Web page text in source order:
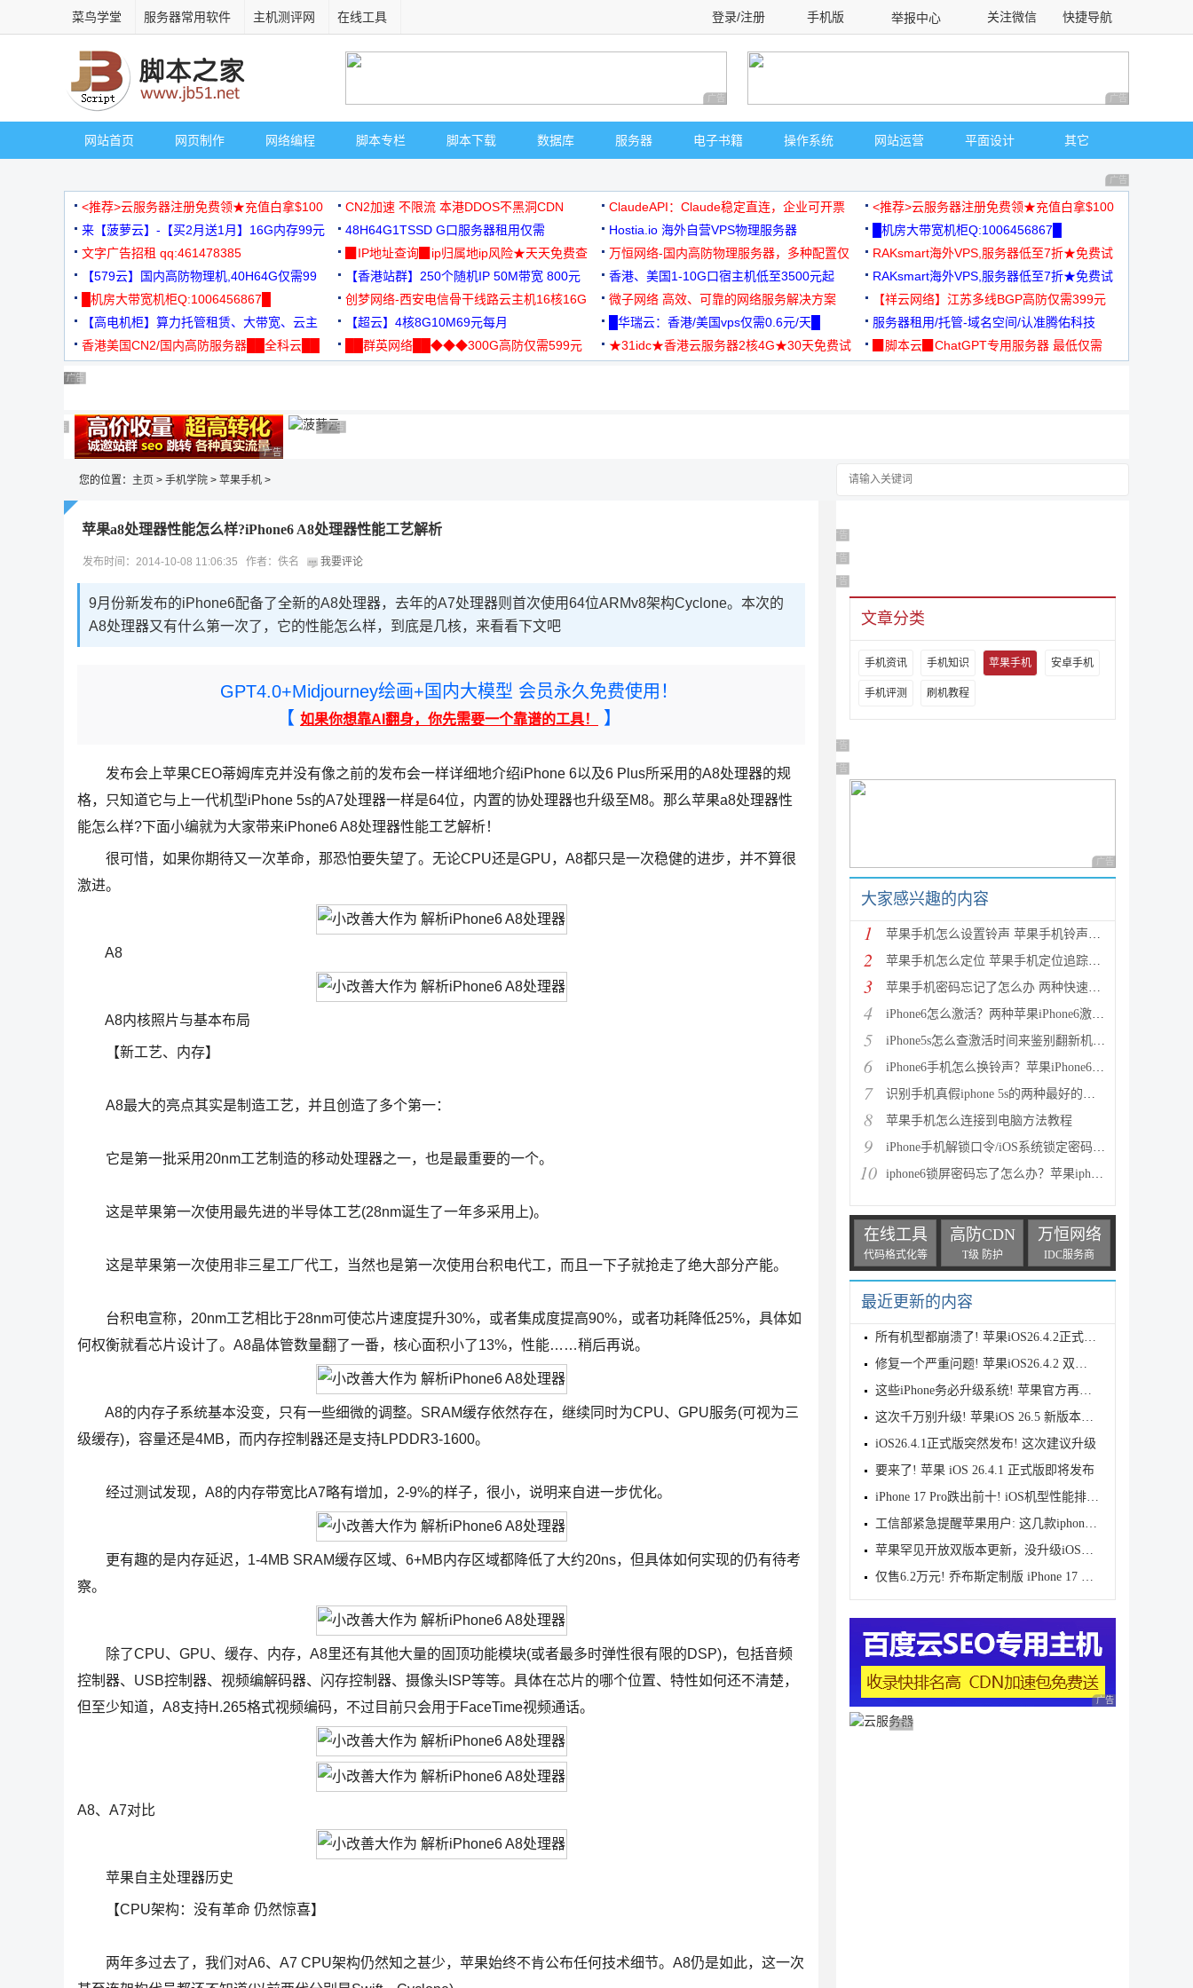
菜鸟学堂 服务器常用软件 主机测评网 在线工具 登录/注册 手机版 举报中心 关注微信 快捷导航
广告 商业广告，理性选择 广告 商业广告，理
网站首页 网页制作 网络编程 脚本专栏 脚本下载 数据库 服务器 电子书籍 操作系统 网站运营 平面设计 其它
广告 商业广告，理
<推荐>云服务器注册免费领★充值白拿$100 CN2加速 不限流 本港DDOS不黑洞CDN ClaudeAPI：Claude稳定直连，企业可开票
<推荐>云服务器注册免费领★充值白拿$100
来【菠萝云】-【买2月送1月】16G内存99元
48H64G1TSSD G口服务器租用仅需
3000+可免费测试
Hostia.io 海外自营VPS物理服务器
█机房大带宽机柜Q:1006456867█
文字广告招租 qq:461478385
▉IP地址查询▉ip归属地ip风险★天天免费查
万恒网络-国内高防物理服务器，多种配置仅
99元/月起
RAKsmart海外VPS,服务器低至7折★免费试
用★
【579云】国内高防物理机,40H64G仅需99
元
【香港站群】250个随机IP 50M带宽 800元 香港、美国1-10G口宿主机低至3500元起
RAKsmart海外VPS,服务器低至7折★免费试
用★
█机房大带宽机柜Q:1006456867█
创梦网络-西安电信骨干线路云主机16核16G
88元/月
微子网络 高效、可靠的网络服务解决方案
【祥云网络】江苏多线BGP高防仅需399元
【高电机柜】算力托管租赁、大带宽、云主
机
【超云】4核8G10M69元每月 █华瑞云：香港/美国vps仅需0.6元/天█
服务器租用/托管-域名空间/认准腾佑科技
香港美国CN2/国内高防服务器██全科云██
██群英网络██◆◆◆300G高防仅需599元
★31idc★香港云服务器2核4G★30天免费试
▉脚本云▉ChatGPT专用服务器 最低仅需
广告 商业广告，理性选择
广告 商业广告，理性选择
广告 商业广告，理性选择
广告 商业广告，理性选择
广告 商业广告，理性选择
广告 商业广告，理性选择
广告 商业广告，理性选择
广告 商业广告，理性选择
广告 商业广告，理性选择
广告 商业广告，理性选择
您的位置： 主页 > 手机学院 > 苹果手机 >
苹果a8处理器性能怎么样?iPhone6 A8处理器性能工艺解析
发布时间：2014-10-08 11:06:35 作者：佚名 我要评论
9月份新发布的iPhone6配备了全新的A8处理器，去年的A7处理器则首次使用64位ARMv8架构Cyclone。本次的
A8处理器又有什么第一次了，它的性能怎么样，到底是几核，来看看下文吧
GPT4.0+Midjourney绘画+国内大模型 会员永久免费使用！
【 如果你想靠AI翻身，你先需要一个靠谱的工具！ 】
发布会上苹果CEO蒂姆库克并没有像之前的发布会一样详细地介绍iPhone 6以及6 Plus所采用的A8处理器的规
格，只知道它与上一代机型iPhone 5s的A7处理器一样是64位，内置的协处理器也升级至M8。那么苹果a8处理器性
能怎么样?下面小编就为大家带来iPhone6 A8处理器性能工艺解析！
很可惜，如果你期待又一次革命，那恐怕要失望了。无论CPU还是GPU，A8都只是一次稳健的进步，并不算很
激进。
A8
A8内核照片与基本布局
【新工艺、内存】
A8最大的亮点其实是制造工艺，并且创造了多个第一：
它是第一批采用20nm工艺制造的移动处理器之一，也是最重要的一个。
这是苹果第一次使用最先进的半导体工艺(28nm诞生了一年多采用上)。
这是苹果第一次使用非三星工厂代工，当然也是第一次使用台积电代工，而且一下子就抢走了绝大部分产能。
台积电宣称，20nm工艺相比于28nm可使芯片速度提升30%，或者集成度提高90%，或者功耗降低25%，具体如
何权衡就看芯片设计了。A8晶体管数量翻了一番，核心面积小了13%，性能……稍后再说。
A8的内存子系统基本没变，只有一些细微的调整。SRAM缓存依然存在，继续同时为CPU、GPU服务(可视为三
级缓存)，容量还是4MB，而内存控制器还是支持LPDDR3-1600。
经过测试发现，A8的内存带宽比A7略有增加，2-9%的样子，很小，说明来自进一步优化。
更有趣的是内存延迟，1-4MB SRAM缓存区域、6+MB内存区域都降低了大约20ns，但具体如何实现的仍有待考
察。
除了CPU、GPU、缓存、内存，A8里还有其他大量的固顶功能模块(或者最多时弹性很有限的DSP)，包括音频
控制器、USB控制器、视频编解码器、闪存控制器、摄像头ISP等等。具体在芯片的哪个位置、特性如何还不清楚，
但至少知道，A8支持H.265格式视频编码，不过目前只会用于FaceTime视频通话。
A8、A7对比
苹果自主处理器历史
【CPU架构：没有革命 仍然惊喜】
两年多过去了，我们对A6、A7 CPU架构仍然知之甚少，苹果始终不肯公布任何技术细节。A8仍是如此，这一次
广告 商业广告，理性选择
广告 商业广告，理性选择
广告 商业广告，理性选择
文章分类
手机资讯 手机知识 苹果手机 安卓手机
手机评测 刷机教程
广告 商业广告，理性选择
广告 商业广告，理性选择
广告 商业广告，理性
大家感兴趣的内容
1 苹果手机怎么设置铃声 苹果手机铃声设置教程
2 苹果手机怎么定位 苹果手机定位追踪方法使用教程
3 苹果手机密码忘记了怎么办 两种快速解开iPhone、iPad
4 iPhone6怎么激活？两种苹果iPhone6激活教程图文详解
5 iPhone5s怎么查激活时间来鉴别翻新机 通过序列号查询
6 iPhone6手机怎么换铃声？苹果iPhone6铃声制作与设置教
7 识别手机真假iphone 5s的两种最好的方法
8 苹果手机怎么连接到电脑方法教程
9 iPhone手机解锁口令/iOS系统锁定密码忘了怎么办？
10 iphone6锁屏密码忘了怎么办？苹果iphone6忘记密码解决
在线工具
代码格式化等
高防CDN
T级 防护
万恒网络
IDC服务商
最近更新的内容
所有机型都崩溃了! 苹果iOS26.4.2正式版耗电测评
修复一个严重问题! 苹果iOS26.4.2 双正式版本发布
这些iPhone务必升级系统! 苹果官方再次发布警告
这次千万别升级! 苹果iOS 26.5 新版本发布
iOS26.4.1正式版突然发布! 这次建议升级
要来了! 苹果 iOS 26.4.1 正式版即将发布
iPhone 17 Pro跌出前十! iOS机型性能排行公布
工信部紧急提醒苹果用户: 这几款iphone手机尽快升级系
苹果罕见开放双版本更新，没升级iOS26的可选择iOS18
仅售6.2万元! 乔布斯定制版 iPhone 17 Pro 来了
广告 商业广告，理性
广告 商业广告，理性选择